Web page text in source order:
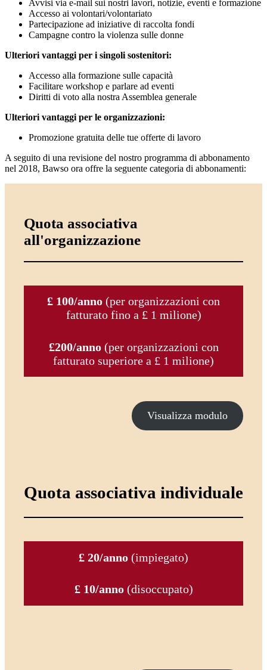
Avvisi via e-mail sui nostri lavori, notizie, eventi e formazione
Accesso ai volontari/volontariato
Partecipazione ad iniziative di raccolta fondi
Campagne contro la violenza sulle donne
Ulteriori vantaggi per i singoli sostenitori:
Accesso alla formazione sulle capacità
Facilitare workshop e parlare ad eventi
Diritti di voto alla nostra Assemblea generale
Ulteriori vantaggi per le organizzazioni:
Promozione gratuita delle tue offerte di lavoro
A seguito di una revisione del nostro programma di abbonamento
nel 2018, Bawso ora offre la seguente categoria di abbonamenti:
Quota associativa
all'organizzazione
£ 100/anno (per organizzazioni con
fatturato fino a £ 1 milione)
£200/anno(per organizzazioni con
fatturato superiore a £ 1 milione)
Visualizza modulo
Quota associativa individuale
£ 20/anno (impiegato)
£ 10/anno (disoccupato)